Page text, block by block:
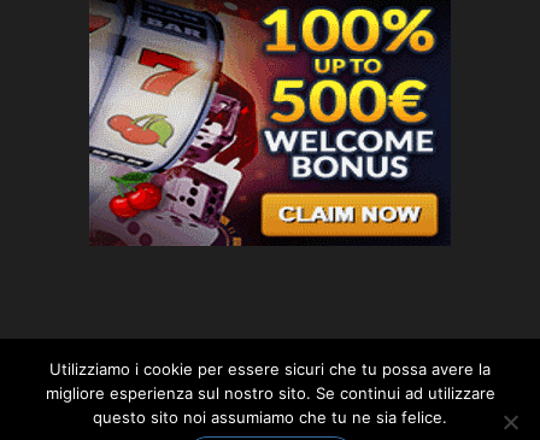
© 2018 planetpolis.com. -*- By ST.GEORGE.DRAGONSLAYER
Utilizziamo i cookie per essere sicuri che tu possa avere la
migliore esperienza sul nostro sito. Se continui ad utilizzare
questo sito noi assumiamo che tu ne sia felice.